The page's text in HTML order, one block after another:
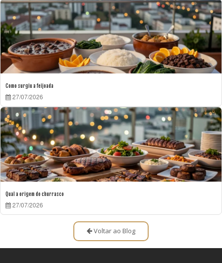
Como surgiu a feijoada
27/07/2026
Qual a origem do churrasco
27/07/2026
Voltar ao Blog